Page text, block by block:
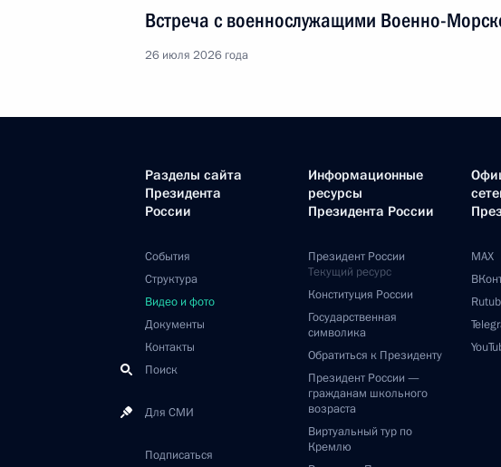
Встреча с военнослужащими Военно-
26 июля 2026 года
Разделы сайта
Президента
России
События
Структура
Видео и фото
Документы
Контакты
Поиск
Для СМИ
Подписаться
Информационные
ресурсы
Президента России
Президент России
Текущий ресурс
Конституция России
Государственная
символика
Обратиться к Президенту
Президент России —
гражданам школьного
возраста
Виртуальный тур по
Кремлю
MAX